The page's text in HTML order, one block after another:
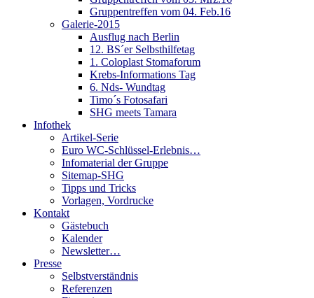
Gruppentreffen vom 04. Feb.16
Galerie-2015
Ausflug nach Berlin
12. BS´er Selbsthilfetag
1. Coloplast Stomaforum
Krebs-Informations Tag
6. Nds- Wundtag
Timo´s Fotosafari
SHG meets Tamara
Infothek
Artikel-Serie
Euro WC-Schlüssel-Erlebnis…
Infomaterial der Gruppe
Sitemap-SHG
Tipps und Tricks
Vorlagen, Vordrucke
Kontakt
Gästebuch
Kalender
Newsletter…
Presse
Selbstverständnis
Referenzen